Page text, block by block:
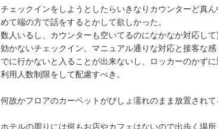
立地の面やチェックイン対応に時間を要したことなど
これからも、ご宿泊プランの価格帯やサービス内容な
を参考に利便性向上に取り組んでまいります。
この度は、お忙しいところご感想をお寄せ下さいまして
ホテルＮｏ．１高松
2026-07-23
チェックインをしようとしたらいきなりカウンターど真
めて端の方で話をするとかして欲しかった。
数人いるし、カウンターも空いてるのになかなか対応し
効かないチェックイン。マニュアル通りな対応と接客な
でに行かないと入ることが出来ないし、ロッカーのかず
利用人数制限をして配慮すべき。
何故かフロアのカーペットがびしょ濡れのまま放置されて
ホテルの周りには何もお店やカフェはないので出歩く場